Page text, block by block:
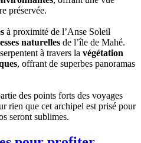
préservée.
à proximité de l’Anse Soleil
naturelles de l’île de Mahé.
à travers la végétation
, offrant de superbes panoramas
des points forts des voyages
rien que cet archipel est prisé pour
seront sublimes.